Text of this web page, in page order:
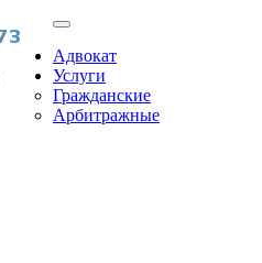
Адвокат
Услуги
Гражданские
Арбитражные